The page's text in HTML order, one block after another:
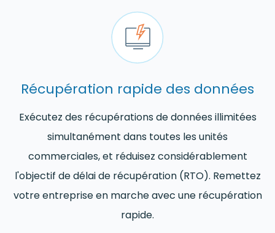
Récupération rapide des données
Exécutez des récupérations de données illimitées
simultanément dans toutes les unités
commerciales, et réduisez considérablement
l'objectif de délai de récupération (RTO). Remettez
votre entreprise en marche avec une récupération
rapide.